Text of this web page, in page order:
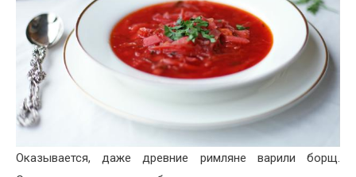
Оказывается, даже древние римляне варили борщ.